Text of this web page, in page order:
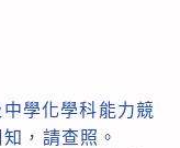
學化學科能力競
，請查照。